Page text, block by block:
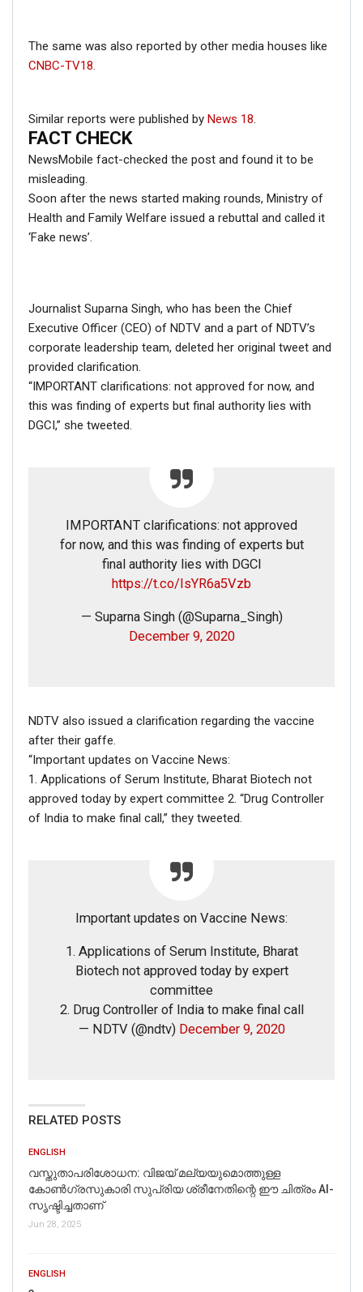
The same was also reported by other media houses like
CNBC-TV18
Similar reports were published by News 18
FACT CHECK
NewsMobile fact-checked the post and found it to be
misleading.
Soon after the news started making rounds, Ministry of
Health and Family Welfare issued a rebuttal and called it
‘Fake news’.
Journalist Suparna Singh, who has been the Chief
Executive Officer (CEO) of NDTV and a part of NDTV’s
corporate leadership team, deleted her original tweet and
provided clarification.
“IMPORTANT clarifications: not approved for now, and
this was finding of experts but final authority lies with
DGCI,” she tweeted.
IMPORTANT clarifications: not approved
for now, and this was finding of experts but
final authority lies with DGCI
https://t.co/IsYR6a5Vzb
— Suparna Singh (@Suparna_Singh)
December 9, 2020
NDTV also issued a clarification regarding the vaccine
after their gaffe.
“Important updates on Vaccine News:
1. Applications of Serum Institute, Bharat Biotech not
approved today by expert committee 2. “Drug Controller
of India to make final call,” they tweeted.
Important updates on Vaccine News:
1. Applications of Serum Institute, Bharat
Biotech not approved today by expert
committee
2. Drug Controller of India to make final call
— NDTV (@ndtv) December 9, 2020
RELATED POSTS
ENGLISH
വസ്തുതാപരിശോധന: വിജയ് മല്യയുമൊത്തുള്ള
കോൺഗ്രസുകാരി സുപ്രിയ ശ്രീനേതിന്റെ ഈ ചിത്രം AI-
സൃഷ്ടിച്ചതാണ്
Jun 28, 2025
ENGLISH